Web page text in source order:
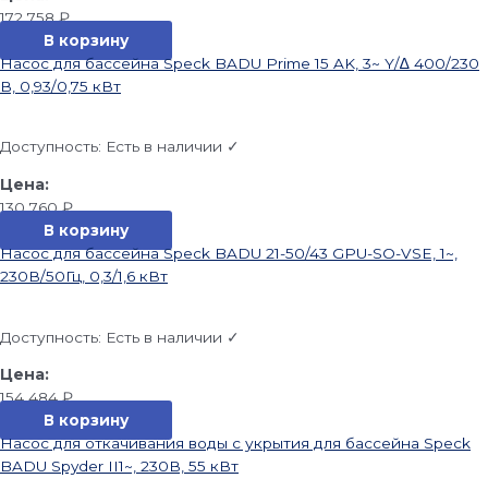
172 758₽
В корзину
Насос для бассейна Speck BADU Prime 15 AK, 3~ Y/∆ 400/230
В, 0,93/0,75 кВт
Доступность: Есть в наличии ✓
130 760₽
В корзину
Насос для бассейна Speck BADU 21-50/43 GPU-SO-VSE, 1~,
230В/50Гц, 0,3/1,6 кВт
Доступность: Есть в наличии ✓
154 484₽
В корзину
Насос для откачивания воды с укрытия для бассейна Speck
BADU Spyder II1~, 230В, 55 кВт